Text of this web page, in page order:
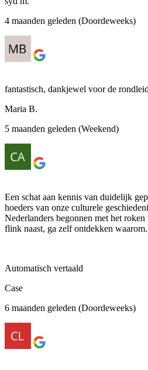
4 maanden geleden (Doordeweeks)
fantastisch, dankjewel voor de
Maria B.
5 maanden geleden (Weekend)
Een schat aan kennis van duidelijk
hoeders van onze culturele
Nederlanders begonnen met het
flink naast, ga zelf ontdekken waarom.
Automatisch vertaald
Case
6 maanden geleden (Doordeweeks)